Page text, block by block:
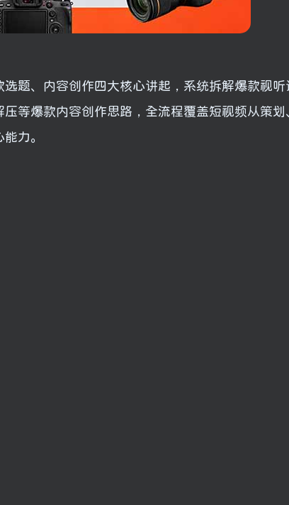
题、内容创作四大核心讲起，系统拆解爆款视听
等爆款内容创作思路，全流程覆盖短视频从策划
力。